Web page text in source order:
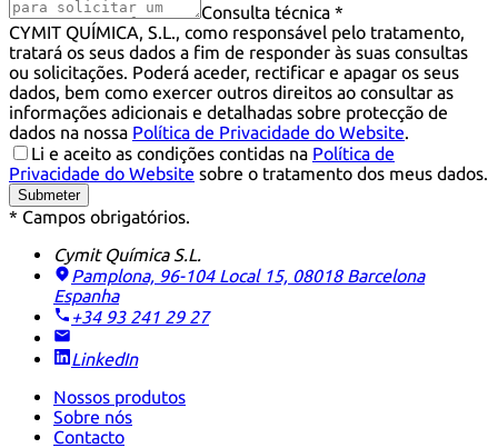
Consulta técnica *
CYMIT QUÍMICA, S.L., como responsável pelo tratamento,
tratará os seus dados a fim de responder às suas consultas
ou solicitações. Poderá aceder, rectificar e apagar os seus
dados, bem como exercer outros direitos ao consultar as
informações adicionais e detalhadas sobre protecção de
dados na nossa Política de Privacidade do Website.
Li e aceito as condições contidas na Política de
Privacidade do Website sobre o tratamento dos meus dados.
Submeter
* Campos obrigatórios.
Cymit Química S.L.
Pamplona, 96-104 Local 15, 08018 Barcelona
Espanha
+34 93 241 29 27
LinkedIn
Nossos produtos
Sobre nós
Contacto